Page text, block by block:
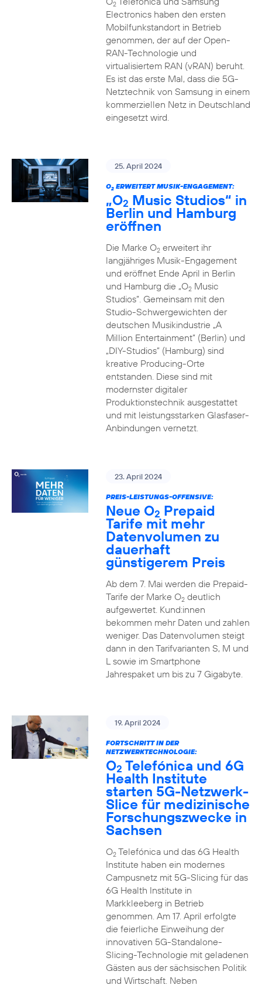
2
Electronics haben den ersten
Mobilfunkstandort in Betrieb
genommen, der auf der Open-
RAN-Technologie und
virtualisiertem RAN (vRAN) beruht.
Es ist das erste Mal, dass die 5G-
Netztechnik von Samsung in einem
kommerziellen Netz in Deutschland
eingesetzt wird.
25. April 2024
O2ERWEITERT MUSIK-ENGAGEMENT:
„O2 Music Studios“ in
Berlin und Hamburg
eröffnen
Die Marke O2erweitert ihr
langjähriges Musik-Engagement
und eröffnet Ende April in Berlin
und Hamburg die „O2Music
Studios”. Gemeinsam mit den
Studio-Schwergewichten der
deutschen Musikindustrie „A
Million Entertainment” (Berlin) und
„DIY-Studios” (Hamburg) sind
kreative Producing-Orte
entstanden. Diese sind mit
modernster digitaler
Produktionstechnik ausgestattet
und mit leistungsstarken Glasfaser-
Anbindungen vernetzt.
23. April 2024
PREIS-LEISTUNGS-OFFENSIVE:
Neue O2 Prepaid
Tarife mit mehr
Datenvolumen zu
dauerhaft
günstigerem Preis
Ab dem 7. Mai werden die Prepaid-
Tarife der Marke O2deutlich
aufgewertet. Kund:innen
bekommen mehr Daten und zahlen
weniger. Das Datenvolumen steigt
dann in den Tarifvarianten S, M und
L sowie im Smartphone
Jahrespaket um bis zu 7 Gigabyte.
19. April 2024
FORTSCHRITT IN DER
NETZWERKTECHNOLOGIE:
O2 Telefónica und 6G
Health Institute
starten 5G-Netzwerk-
Slice für medizinische
Forschungszwecke in
Sachsen
O2Telefónica und das 6G Health
Institute haben ein modernes
Campusnetz mit 5G-Slicing für das
6G Health Institute in
Markkleeberg in Betrieb
genommen. Am 17. April erfolgte
die feierliche Einweihung der
innovativen 5G-Standalone-
Slicing-Technologie mit geladenen
Gästen aus der sächsischen Politik
und Wirtschaft. Neben